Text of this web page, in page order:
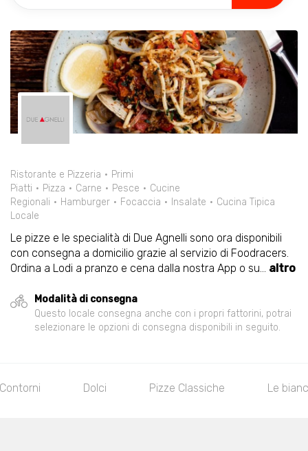
Ristorante e Pizzeria
Primi
Piatti
Pizza Carne Pesce
Cucine
Regionali
Hamburger Focaccia Insalate
Cucina Tipica
Locale
Le pizze e le specialità di Due Agnelli sono ora disponibili
con consegna a domicilio grazie al servizio di Foodracers.
Ordina a Lodi a pranzo e cena dalla nostra App o su... altro
Modalità di consegna
Questo locale consegna anche con i propri fattorini, potrai
selezionare le opzioni di consegna disponibili in seguito.
Dolci Pizze Classiche Le bianche